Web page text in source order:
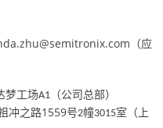
（应
梦工场A1 （公司总部）
冲之路1559号2幢3015室（上